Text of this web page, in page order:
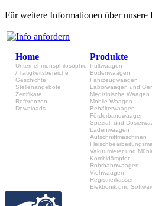
Für weitere Informationen über
Home
Unternehmensphilosophie
/ Tätigkeitsbereiche
Geschichte
Stellenangebote
Zertifikate
Referenzen
Downloads
Produkte
Pultwaagen
Bodenwaagen
Fahrzeugwaagen
Laborwaagen und
Medizinische Waagen
Mobile Waagen
Behälterwaagen
Förderbandwaagen
Spezial- und
Ladenwaagen
Aufschnittmaschinen
Vakuumierer und
Kombidämpfer
Rohrbahnwaagen
Viehwaagen
Registrierkassen
Elektronik und